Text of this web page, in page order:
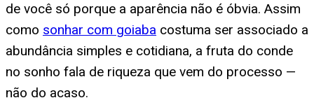
de você só porque a aparência não é óbvia. Assim
como sonhar com goiaba costuma ser associado a
abundância simples e cotidiana, a fruta do conde
no sonho fala de riqueza que vem do processo —
não do acaso.